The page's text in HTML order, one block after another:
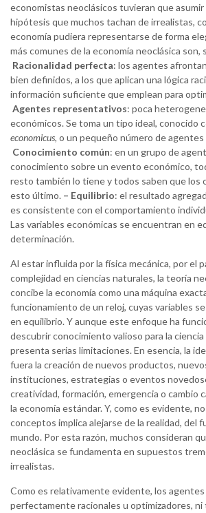
economistas neoclásicos tuvieran que
hipótesis que muchos tachan de irrealistas,
economía pudiera representarse de forma
más comunes de la economía neoclásica
Racionalidad perfecta: los agentes
bien definidos, a los que aplican una lógica
información suficiente que emplean para
Agentes representativos: poca
económicos. Se toma un tipo ideal, conocido
economicus, o un pequeño número de
Conocimiento común: en un grupo de
conocimiento sobre un evento económico,
resto también lo tiene y todos saben que los
esto último. – Equilibrio: el resultado
es consistente con el comportamiento
Las variables económicas se encuentran en
determinación.
Al estar influida por la física mecánica, por el
complejidad en ciencias naturales, la teoría
concibe la economía como una máquina
funcionamiento de un reloj, cuyas variables
en equilibrio. Y aunque este enfoque ha
descubrir conocimiento valioso para la
presenta serias limitaciones. En esencia, la
fuera la creación de nuevos productos,
instituciones, estrategias o eventos
creatividad, formación, emergencia o cambio
la economía estándar. Y, como es evidente,
conceptos implica alejarse de la realidad, del
mundo. Por esta razón, muchos consideran
neoclásica se fundamenta en supuestos
irrealistas.
Como es relativamente evidente, los
perfectamente racionales u optimizadores,